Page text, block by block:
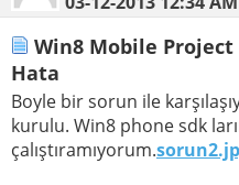
Win8 Mobile
Hata
Boyle bir sorun ile
kurulu. Win8 phone sdk
çalıştıramıyorum.